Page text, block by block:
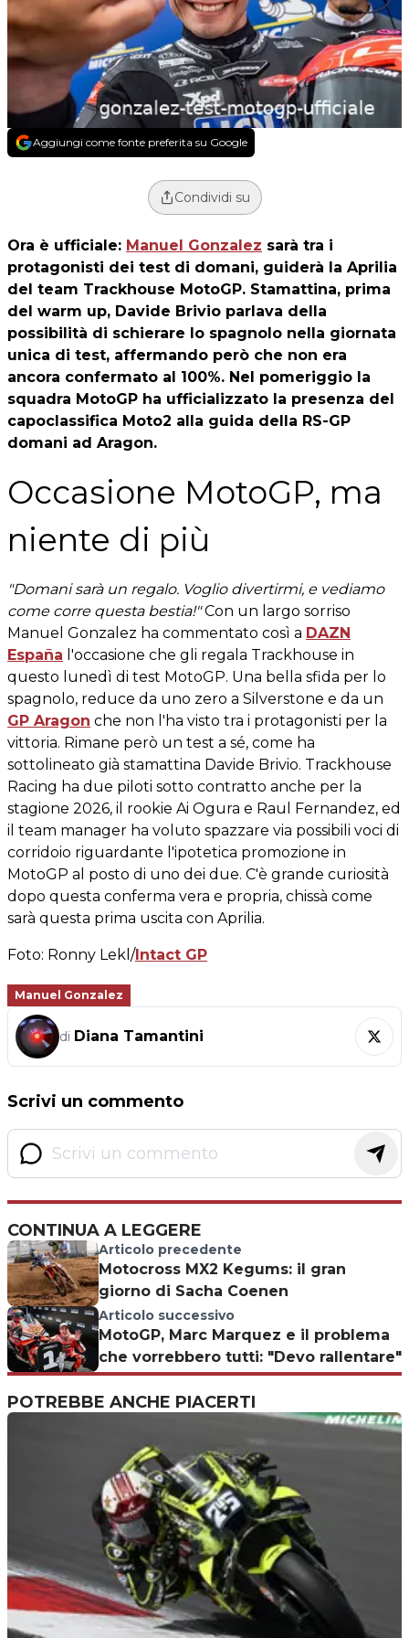
Aggiungi come fonte preferita su Google
Condividi su
Ora è ufficiale: Manuel Gonzalez sarà tra i
protagonisti dei test di domani, guiderà la Aprilia
del team Trackhouse MotoGP. Stamattina, prima
del warm up, Davide Brivio parlava della
possibilità di schierare lo spagnolo nella giornata
unica di test, affermando però che non era
ancora confermato al 100%. Nel pomeriggio la
squadra MotoGP ha ufficializzato la presenza del
capoclassifica Moto2 alla guida della RS-GP
domani ad Aragon.
Occasione MotoGP, ma
niente di più
"Domani sarà un regalo. Voglio divertirmi, e vediamo
come corre questa bestia!"Con un largo sorriso
Manuel Gonzalez ha commentato così a DAZN
España l'occasione che gli regala Trackhouse in
questo lunedì di test MotoGP. Una bella sfida per lo
spagnolo, reduce da uno zero a Silverstone e da un
GP Aragon che non l'ha visto tra i protagonisti per la
vittoria. Rimane però un test a sé, come ha
sottolineato già stamattina Davide Brivio. Trackhouse
Racing ha due piloti sotto contratto anche per la
stagione 2026, il rookie Ai Ogura e Raul Fernandez, ed
il team manager ha voluto spazzare via possibili voci di
corridoio riguardante l'ipotetica promozione in
MotoGP al posto di uno dei due. C'è grande curiosità
dopo questa conferma vera e propria, chissà come
sarà questa prima uscita con Aprilia.
Foto: Ronny Lekl/Intact GP
Manuel Gonzalez
di Diana Tamantini
Scrivi un commento
CONTINUA A LEGGERE
Articolo precedente
Motocross MX2 Kegums: il gran
giorno di Sacha Coenen
Articolo successivo
MotoGP, Marc Marquez e il problema
che vorrebbero tutti: "Devo rallentare"
POTREBBE ANCHE PIACERTI